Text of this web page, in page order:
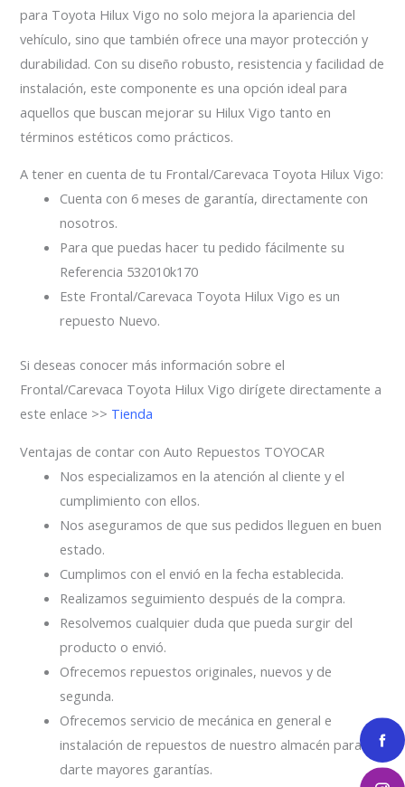
para Toyota Hilux Vigo no solo mejora la apariencia del
vehículo, sino que también ofrece una mayor protección y
durabilidad. Con su diseño robusto, resistencia y facilidad de
instalación, este componente es una opción ideal para
aquellos que buscan mejorar su Hilux Vigo tanto en
términos estéticos como prácticos.
A tener en cuenta de tu Frontal/Carevaca Toyota Hilux Vigo:
Cuenta con 6 meses de garantía, directamente con
nosotros.
Para que puedas hacer tu pedido fácilmente su
Referencia 532010k170
Este Frontal/Carevaca Toyota Hilux Vigo es un
repuesto Nuevo.
Si deseas conocer más información sobre el
Frontal/Carevaca Toyota Hilux Vigo dirígete directamente a
este enlace >> Tienda
Ventajas de contar con Auto Repuestos TOYOCAR
Nos especializamos en la atención al cliente y el
cumplimiento con ellos.
Nos aseguramos de que sus pedidos lleguen en buen
estado.
Cumplimos con el envió en la fecha establecida.
Realizamos seguimiento después de la compra.
Resolvemos cualquier duda que pueda surgir del
producto o envió.
Ofrecemos repuestos originales, nuevos y de
segunda.
Ofrecemos servicio de mecánica en general e
instalación de repuestos de nuestro almacén para
darte mayores garantías.